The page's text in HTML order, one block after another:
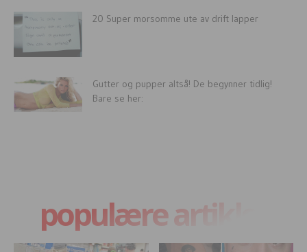
20 Super morsomme ute av drift lapper
Gutter og pupper altså! De begynner tidlig!
Bare se her:
populære artikler